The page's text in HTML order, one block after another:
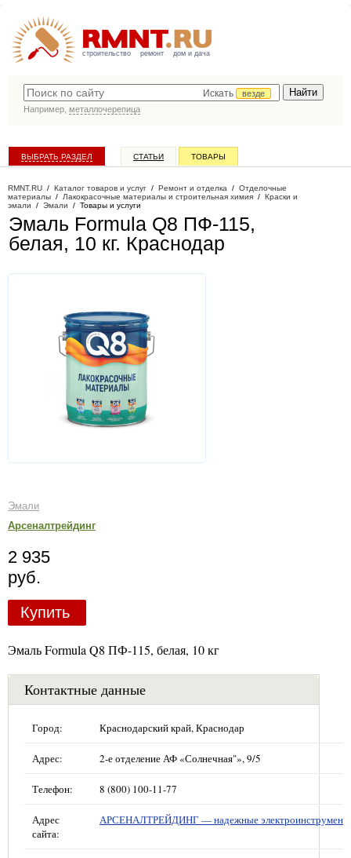
строительство ремонт дом и дача
Искать
везде
Например, металлочерепица
ВЫБРАТЬ РАЗДЕЛ СТАТЬИ ТОВАРЫ
RMNT.RU / Каталог товаров и услуг / Ремонт и отделка / Отделочные
материалы / Лакокрасочные материалы и строительная химия / Краски и
эмали / Эмали / Товары и услуги
Эмаль Formula Q8 ПФ-115,
белая, 10 кг. Краснодар
Эмали
Арсеналтрейдинг
2 935
руб.
Купить
Эмаль Formula Q8 ПФ-115, белая, 10 кг
Контактные данные
Город: Краснодарский край, Краснодар
Адрес: 2-е отделение АФ «Солнечная"», 9/5
Телефон: 8 (800) 100-11-77
Адрес
сайта:
АРСЕНАЛТРЕЙДИНГ — надежные